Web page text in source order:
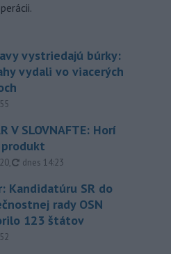
vystriedajú búrky:
vydali vo viacerých
V SLOVNAFTE: Horí
, aktualizované
dnes 14:23
Kandidatúru SR do
rady OSN
123 štátov